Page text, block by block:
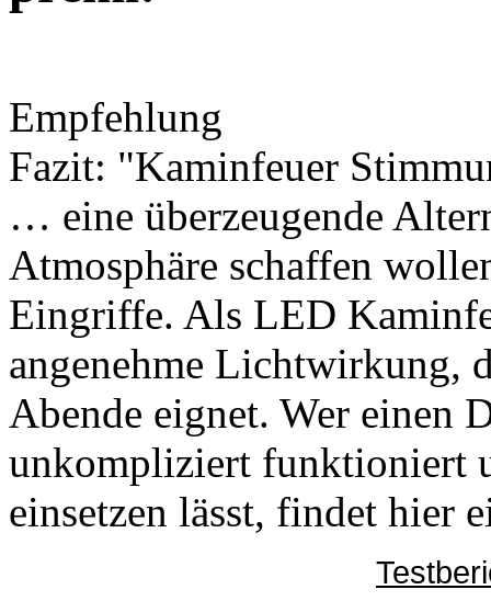
Empfehlung
Fazit: "Kaminfeuer
… eine überzeugende
Atmosphäre schaffen
Eingriffe. Als LED
angenehme Lichtwirkung,
Abende eignet. Wer einen
unkompliziert funktioniert
einsetzen lässt, findet hier